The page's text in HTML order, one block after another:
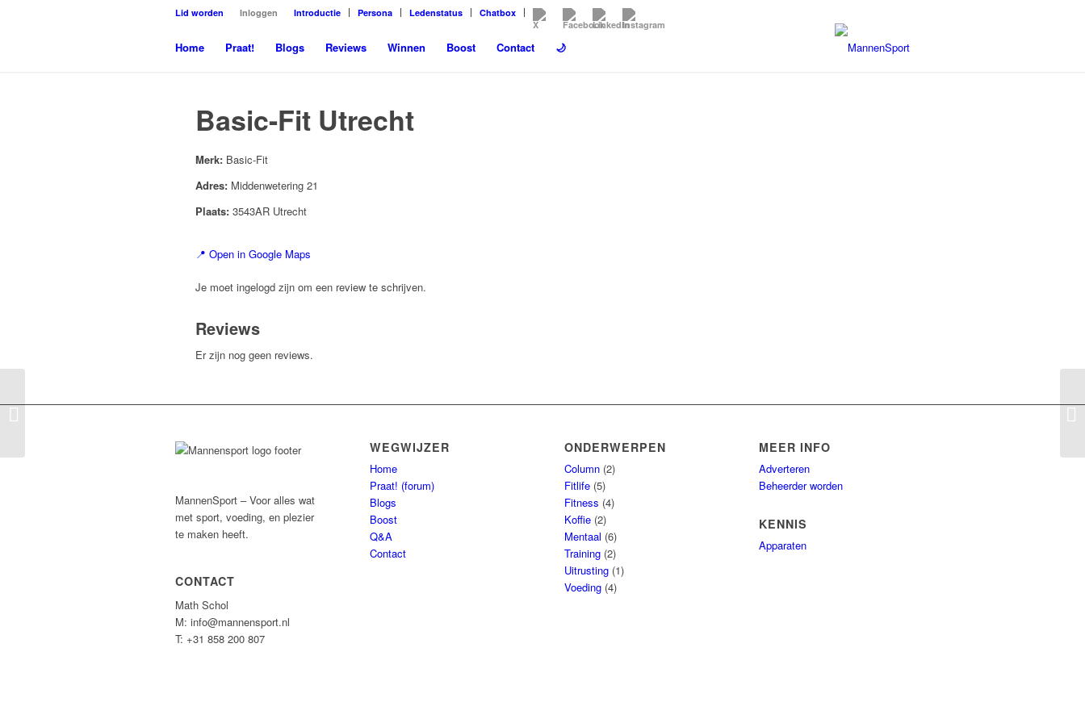
Lid worden Inloggen Introductie Persona Ledenstatus Chatbox
Home Praat! Blogs Reviews Winnen Boost Contact 🌙
Basic-Fit Utrecht
Merk: Basic-Fit
Adres: Middenwetering 21
Plaats: 3543AR Utrecht
📍 Open in Google Maps
Je moet ingelogd zijn om een review te schrijven.
Reviews
Er zijn nog geen reviews.
MannenSport – Voor alles wat
met sport, voeding, en plezier
te maken heeft.
CONTACT
Math Schol
M: info@mannensport.nl
T: +31 858 200 807
WEGWIJZER
Home
Praat! (forum)
Blogs
Boost
Q&A
Contact
ONDERWERPEN
Column (2)
Fitlife (5)
Fitness (4)
Koffie (2)
Mentaal (6)
Training (2)
Uitrusting (1)
Voeding (4)
MEER INFO
Adverteren
Beheerder worden
KENNIS
Apparaten